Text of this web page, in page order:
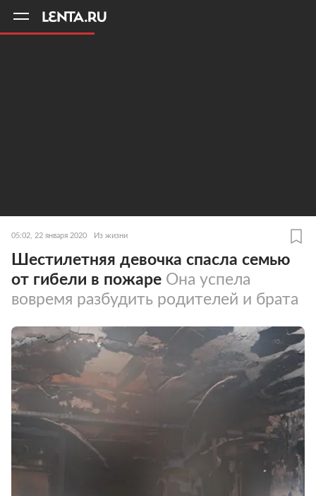
05:02, 22 января 2020 Из жизни
Шестилетняя девочка спасла семью
от гибели в пожаре Она успела
вовремя разбудить родителей и брата